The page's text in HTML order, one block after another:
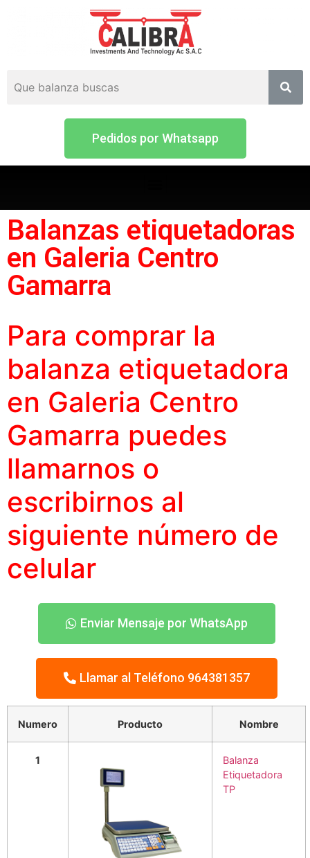
Pedidos por Whatsapp
Balanzas etiquetadoras
en Galeria Centro
Gamarra
Para comprar la
balanza etiquetadora
en Galeria Centro
Gamarra puedes
llamarnos o
escribirnos al
siguiente número de
celular
Enviar Mensaje por WhatsApp
Llamar al Teléfono 964381357
Numero Producto Nombre
1
Balanza
Etiquetadora
TP